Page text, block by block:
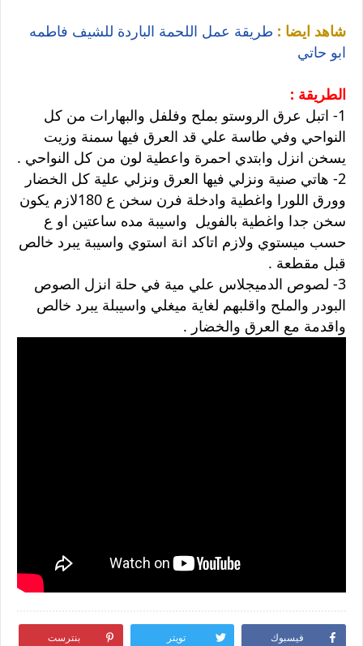
شاهد ايضا : طريقة عمل اللحمة الباردة للشيف فاطمه
ابو حاتي
الطريقة :
1- اتبل عرق الروستو بملح وفلفل والبهارات من كل
النواحي وفي طاسة علي قد العرق فيها سمنة وزيت
يسخن انزل وابتدي احمرة واعطية لون من كل النواحي .
2- هاتي صنية ونزلي فيها العرق ونزلي علية كل الخضار
وورق اللورا واغطية وادخلة فرن سخن ع 180لازم يكون
سخن جدا واغطية بالفويل واسيبة مده ساعتين او ع
حسب ميستوي ولازم اتاكد انة استوي واسيبة يبرد خالص
قبل مقطعة .
3- لصوص الدميجلاس علي مية في حلة انزل الصوص
البودر والملح واقلبهم لغاية ميغلي واسيبلة يبرد خالص
واقدمة مع العرق والخضار .
فيسبوك تويتر بنترست